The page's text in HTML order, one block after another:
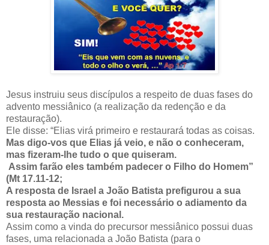
Jesus instruiu seus discípulos a respeito de duas fases do
advento messiânico (a realização da redenção e da
restauração).
Ele disse: “Elias virá primeiro e restaurará todas as coisas.
Mas digo-vos que Elias já veio, e não o conheceram,
mas fizeram-lhe tudo o que quiseram.
Assim farão eles também padecer o Filho do Homem”
(Mt 17.11-12;
A resposta de Israel a João Batista prefigurou a sua
resposta ao Messias e foi necessário o adiamento da
sua restauração nacional.
Assim como a vinda do precursor messiânico possui duas
fases, uma relacionada a João Batista (para o